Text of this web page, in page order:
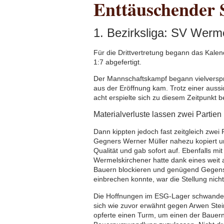
1. Bezirksliga: SV
Für die Drittvertretung begann das
1:7 abgefertigt.
Der Mannschaftskampf begann
aus der Eröffnung kam. Trotz einer
acht erspielte sich zu diesem Zeitpunkt
Materialverluste lassen zwei Partien
Dann kippten jedoch fast zeitgleich
Gegners Werner Müller nahezu kopiert
Qualität und gab sofort auf. Ebenfalls
Wermelskirchener hatte dank eines
Bauern blockieren und genügend
einbrechen konnte, war die Stellung
Die Hoffnungen im ESG-Lager
sich wie zuvor erwähnt gegen Arwen
opferte einen Turm, um einen der